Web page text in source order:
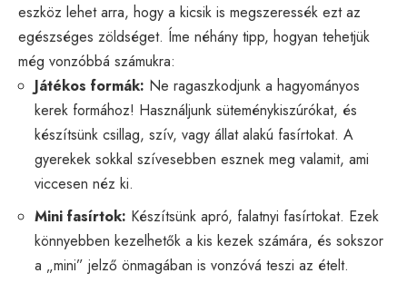
eszköz lehet arra, hogy a kicsik is megszeressék ezt az
egészséges zöldséget. Íme néhány tipp, hogyan tehetjük
még vonzóbbá számukra:
Játékos formák: Ne ragaszkodjunk a hagyományos
kerek formához! Használjunk süteménykiszúrókat, és
készítsünk csillag, szív, vagy állat alakú fasírtokat. A
gyerekek sokkal szívesebben esznek meg valamit, ami
viccesen néz ki.
Mini fasírtok: Készítsünk apró, falatnyi fasírtokat. Ezek
könnyebben kezelhetők a kis kezek számára, és sokszor
a „mini” jelző önmagában is vonzóvá teszi az ételt.